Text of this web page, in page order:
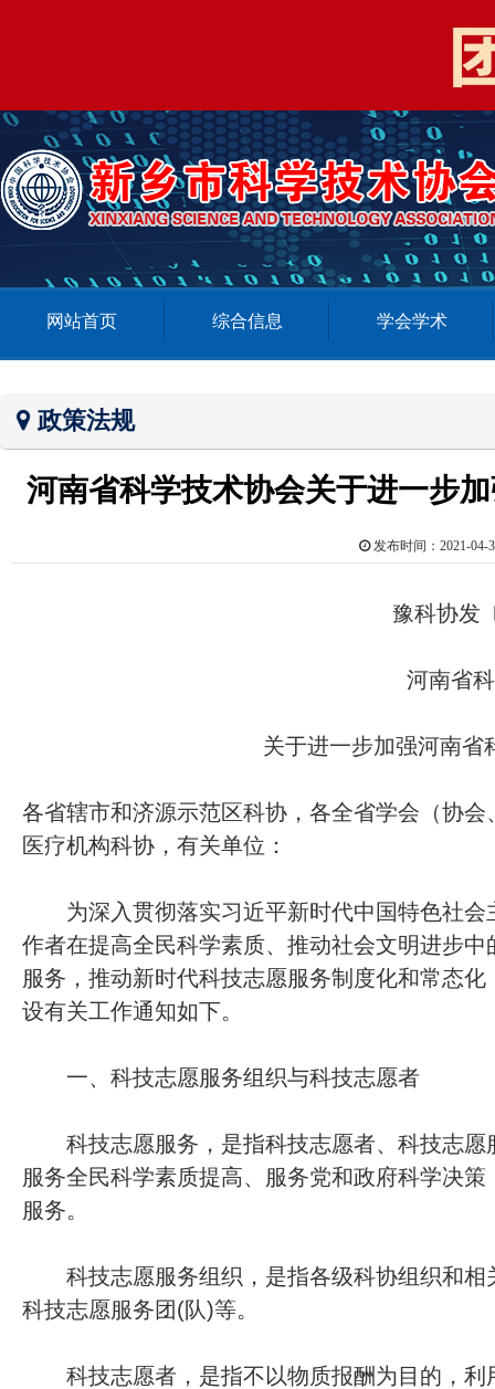
网站首页 综合信息 学会学术
政策法规
河南省科学技术协会关于进一步
发布时间：2021-
豫科协发
河南省
关于进一步加强河南省
各省辖市和济源示范区科协，各全省学会（协
医疗机构科协，有关单位：
为深入贯彻落实习近平新时代中国特色社会
作者在提高全民科学素质、推动社会文明进步
服务，推动新时代科技志愿服务制度化和常态
设有关工作通知如下。
一、科技志愿服务组织与科技志愿者
科技志愿服务，是指科技志愿者、科技志愿
服务全民科学素质提高、服务党和政府科学决
服务。
科技志愿服务组织，是指各级科协组织和相
科技志愿服务团(队)等。
科技志愿者，是指不以物质报酬为目的，利